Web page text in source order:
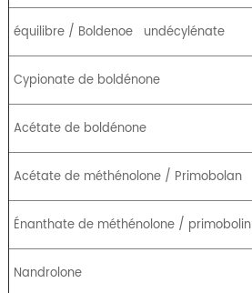
équilibre / Boldenoe undécylénate
Cypionate de boldénone
Acétate de boldénone
Acétate de méthénolone / Primobolan
Énanthate de méthénolone / primobolin
Nandrolone